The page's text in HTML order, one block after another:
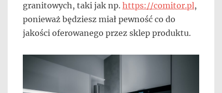
granitowych, taki jak np. https://comitor.pl,
ponieważ będziesz miał pewność co do
jakości oferowanego przez sklep produktu.